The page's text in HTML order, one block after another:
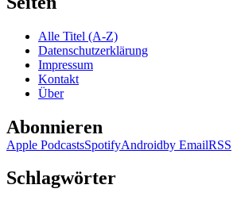
Alle Titel (A-Z)
Datenschutzerklärung
Impressum
Kontakt
Über
Abonnieren
Apple PodcastsSpotifyAndroidby EmailRSS
Schlagwörter